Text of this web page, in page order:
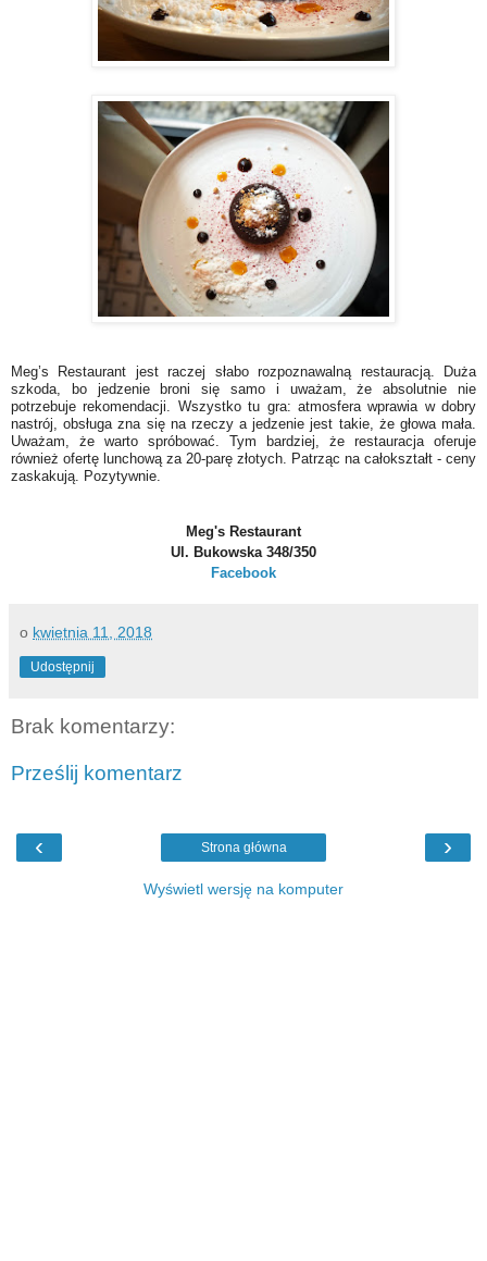
Meg’s Restaurant jest raczej słabo rozpoznawalną restauracją. Duża
szkoda, bo jedzenie broni się samo i uważam, że absolutnie nie
potrzebuje rekomendacji. Wszystko tu gra: atmosfera wprawia w dobry
nastrój, obsługa zna się na rzeczy a jedzenie jest takie, że głowa mała.
Uważam, że warto spróbować. Tym bardziej, że restauracja oferuje
również ofertę lunchową za 20-parę złotych. Patrząc na całokształt - ceny
zaskakują. Pozytywnie.
Meg's Restaurant
Ul. Bukowska 348/350
Facebook
o kwietnia 11, 2018
Udostępnij
Brak komentarzy:
Prześlij komentarz
‹ ›
Strona główna
Wyświetl wersję na komputer